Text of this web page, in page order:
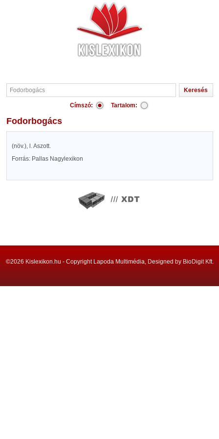
Címszó: Tartalom:
Fodorbogács
(növ.), l. Aszott.
Forrás: Pallas Nagylexikon
©2026 Kislexikon.hu - Copyright Lapoda Multimédia, Designed by BioDigit Kft.